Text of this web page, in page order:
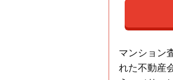
マンション
れた不動産